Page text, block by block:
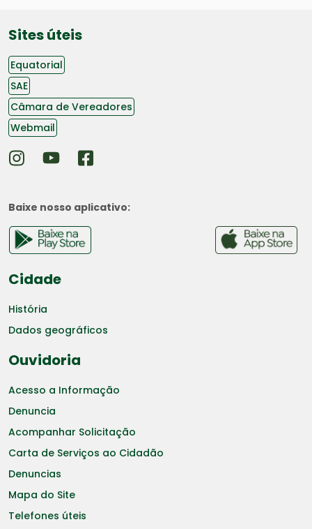
Sites úteis
Equatorial
SAE
Câmara de Vereadores
Webmail
Baixe nosso aplicativo:
Cidade
História
Dados geográficos
Ouvidoria
Acesso a Informação
Denuncia
Acompanhar Solicitação
Carta de Serviços ao Cidadão
Denuncias
Mapa do Site
Telefones úteis